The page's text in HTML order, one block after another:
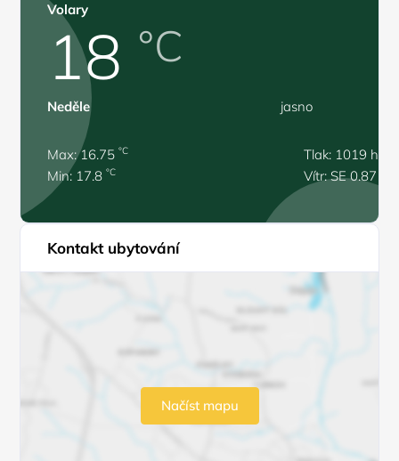
Volary
18 °C
Neděle jasno
Max: 16.75°C
Min: 17.8°C
Tlak: 1019 hPa
Vítr: SE 0.87 m/
Kontakt ubytování
Načíst mapu